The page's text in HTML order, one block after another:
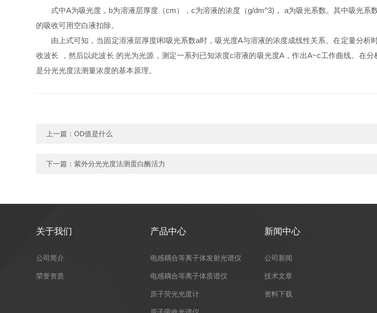
式中A为吸光度， b为溶液层厚度（cm）， c为溶液的浓度（g/dm^3)， a为吸光系数。其中吸光
的吸收可用空白液扣除。
由上式可知，当固定溶液层厚度l和吸光系数a时，吸光度A与溶液的浓度成线性关系。在定量分
收波长 ，然后以此波长 的光为光源，测定一系列已知浓度c溶液的吸光度A，作出A~c工作曲线。在
是分光光度法测量浓度的基本原理。
上一篇： OD值是什么
下一篇： 紫外分光光度法测蛋白酶活力
关于我们
公司简介
荣誉资质
产品中心
电感耦合等离子体发射光谱仪
电感耦合等离子体质谱仪
原子荧光光度计
新闻中心
公司新闻
技术文章
资料下载